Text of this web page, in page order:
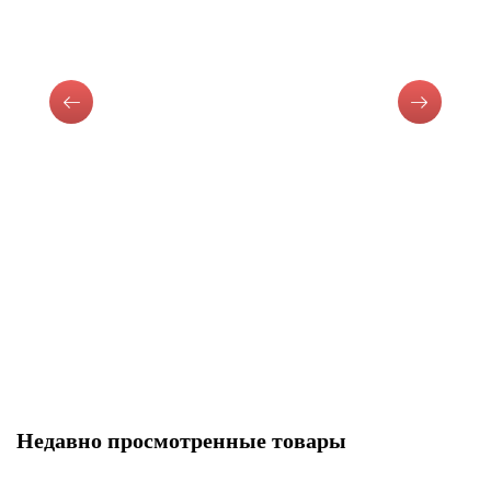
Недавно просмотренные товары